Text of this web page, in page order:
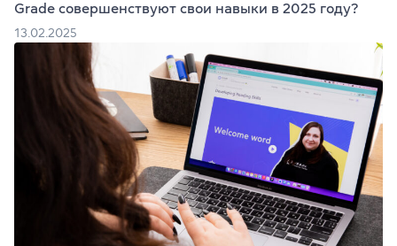
Grade совершенствуют свои навыки в 2025 году?
13.02.2025